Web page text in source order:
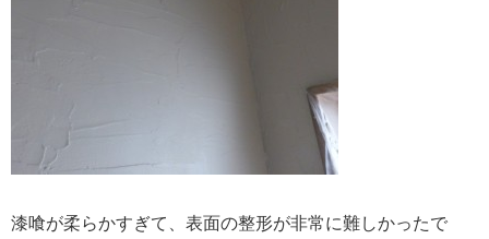
漆喰が柔らかすぎて、表面の整形が非常に難しかったで